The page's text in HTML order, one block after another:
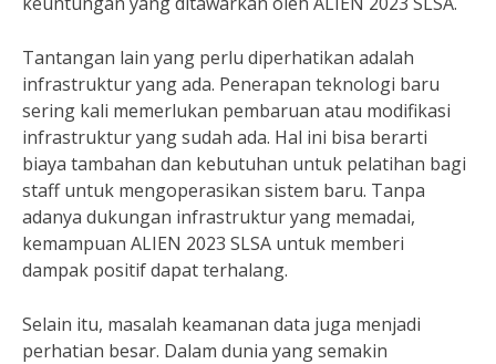
Tantangan lain yang perlu diperhatikan adalah
infrastruktur yang ada. Penerapan teknologi baru
sering kali memerlukan pembaruan atau modifikasi
infrastruktur yang sudah ada. Hal ini bisa berarti
biaya tambahan dan kebutuhan untuk pelatihan bagi
staff untuk mengoperasikan sistem baru. Tanpa
adanya dukungan infrastruktur yang memadai,
kemampuan ALIEN 2023 SLSA untuk memberi
dampak positif dapat terhalang.
Selain itu, masalah keamanan data juga menjadi
perhatian besar. Dalam dunia yang semakin